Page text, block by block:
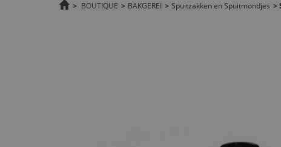
> BOUTIQUE > BAKGEREI > Spuitzakken en Spuitmondjes >